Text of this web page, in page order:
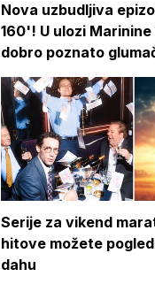
Nova uzbudljiva
160'! U ulozi
dobro poznato
Serije za vikend
hitove možete
dahu